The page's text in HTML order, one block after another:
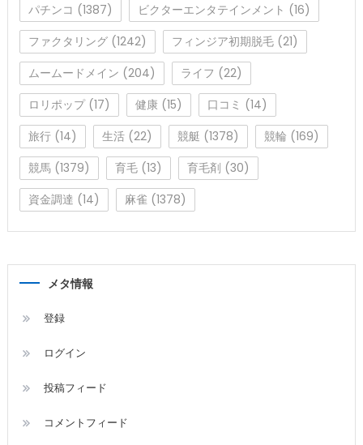
パチンコ (1387) ビクターエンタテインメント (16)
ファクタリング(1242) フィンジア初期脱毛(21)
ムームードメイン (204) ライフ (22)
ロリポップ(17) 健康(15) 口コミ (14)
旅行(14) 生活(22) 競艇 (1378) 競輪 (169)
競馬(1379) 育毛(13) 育毛剤 (30)
資金調達 (14) 麻雀 (1378)
メタ情報
登録
ログイン
投稿フィード
コメントフィード